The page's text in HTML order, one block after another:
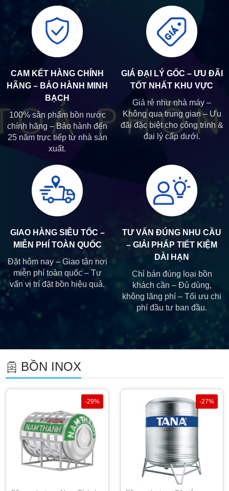
CAM KẾT HÀNG CHÍNH
HÃNG – BẢO HÀNH MINH
BẠCH
100% sản phẩm bồn nước
chính hãng – Bảo hành đến
25 năm trực tiếp từ nhà sản
xuất.
GIÁ ĐẠI LÝ GỐC – ƯU ĐÃI
TỐT NHẤT KHU VỰC
Giá rẻ như nhà máy –
Không qua trung gian – Ưu
đãi đặc biệt cho công trình &
đại lý cấp dưới.
GIAO HÀNG SIÊU TỐC –
MIỄN PHÍ TOÀN QUỐC
Đặt hôm nay – Giao tận nơi
miễn phí toàn quốc – Tư
vấn vị trí đặt bồn hiệu quả.
TƯ VẤN ĐÚNG NHU CẦU
– GIẢI PHÁP TIẾT KIỆM
DÀI HẠN
Chỉ bán đúng loại bồn
khách cần – Đủ dùng,
không lãng phí – Tối ưu chi
phí đầu tư ban đầu.
BỒN INOX
-29% -27%